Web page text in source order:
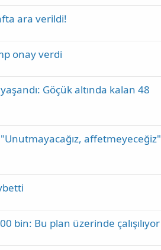
ara verildi!
onay verdi
Göçük altında kalan 48
affetmeyeceğiz"
bin: Bu plan üzerinde çalışılıyor